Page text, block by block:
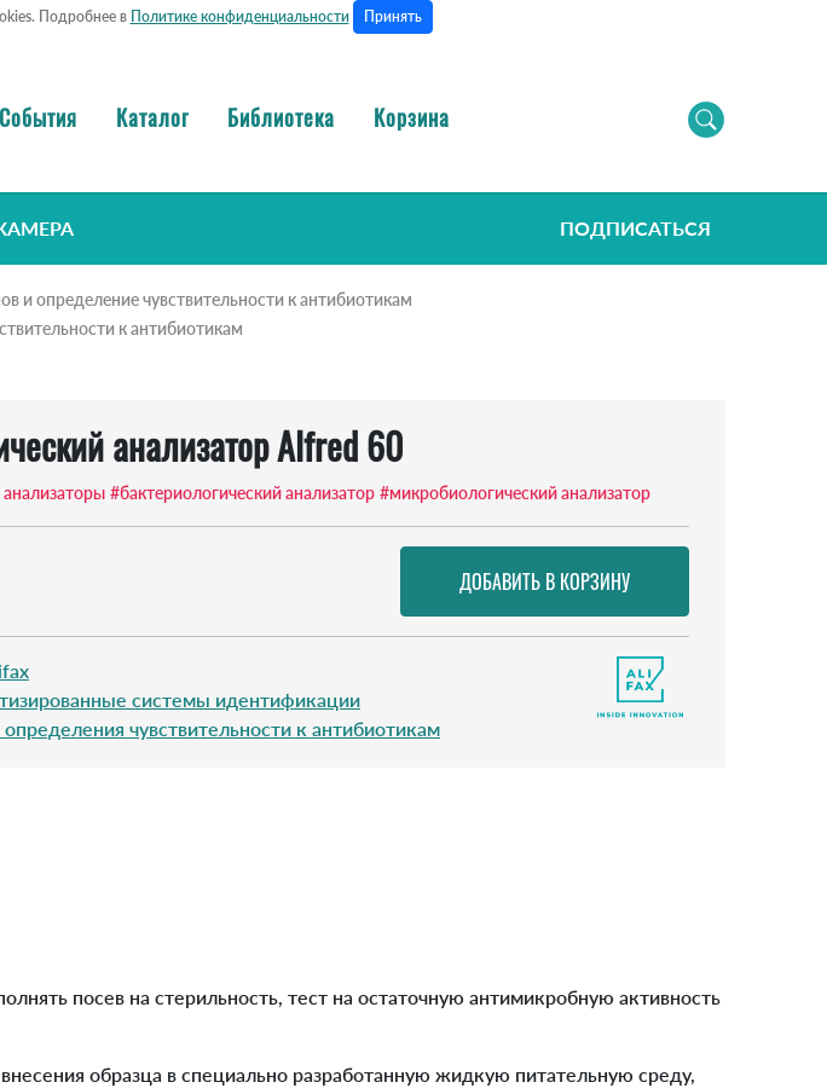
Подробнее в Политике конфиденциальности Принять
События Каталог Библиотека Корзина
ПОДПИСАТЬСЯ
и определение чувствительности к антибиотикам
к антибиотикам
анализатор Alfred 60
#бактериологический анализатор #микробиологический анализатор
системы идентификации
чувствительности к антибиотикам
посев на стерильность, тест на остаточную антимикробную активность
образца в специально разработанную жидкую питательную среду,